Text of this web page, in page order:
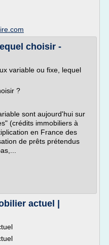
choisir -
variable ou fixe, lequel
?
sont aujourd'hui sur
(crédits immobiliers à
en France des
de prêts prétendus
actuel |